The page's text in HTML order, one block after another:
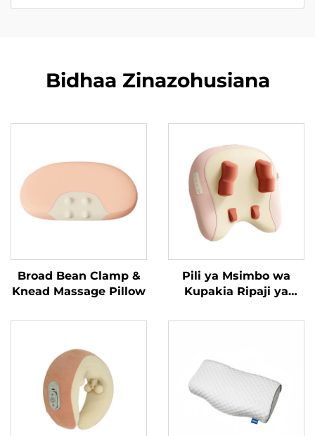
Bidhaa Zinazohusiana
Broad Bean Clamp &
Knead Massage Pillow
Pili ya Msimbo wa
Kupakia Ripaji ya